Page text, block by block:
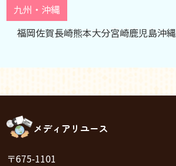
九州・沖縄
福岡佐賀長崎熊本大分宮崎鹿児島沖縄
メディアリユース
〒675-1101